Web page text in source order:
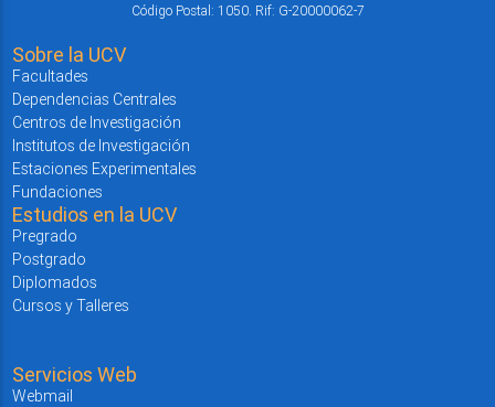
Código Postal: 1050. Rif: G-20000062-7
Sobre la UCV
Facultades
Dependencias Centrales
Centros de Investigación
Institutos de Investigación
Estaciones Experimentales
Fundaciones
Estudios en la UCV
Pregrado
Postgrado
Diplomados
Cursos y Talleres
Servicios Web
Webmail